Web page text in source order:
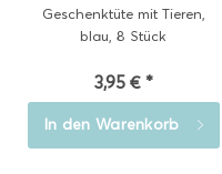
Geschenktüte mit Tieren,
blau, 8 Stück
3,95 € *
In den Warenkorb